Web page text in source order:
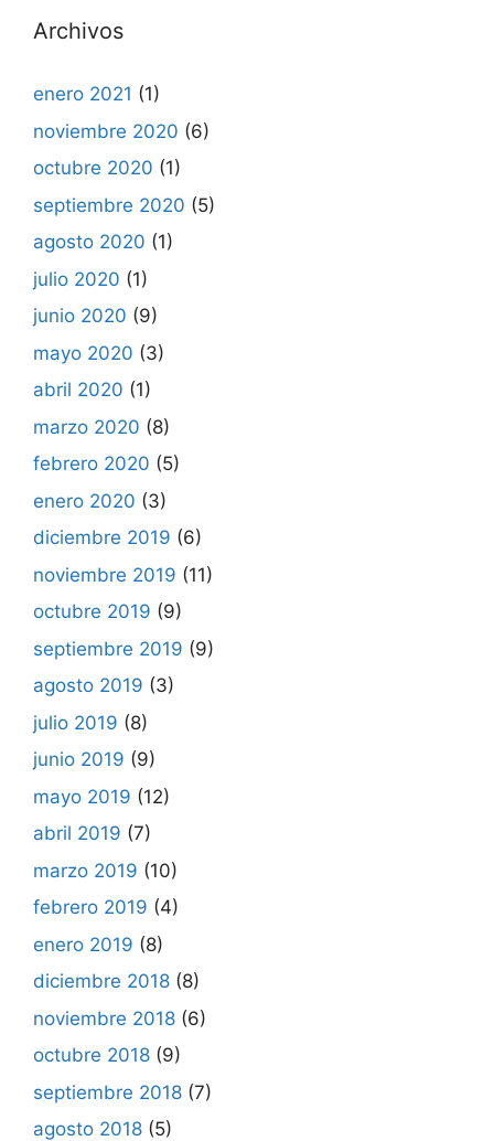
Archivos
enero 2021 (1)
noviembre 2020 (6)
octubre 2020 (1)
septiembre 2020 (5)
agosto 2020 (1)
julio 2020 (1)
junio 2020 (9)
mayo 2020 (3)
abril 2020 (1)
marzo 2020 (8)
febrero 2020 (5)
enero 2020 (3)
diciembre 2019 (6)
noviembre 2019 (11)
octubre 2019 (9)
septiembre 2019 (9)
agosto 2019 (3)
julio 2019 (8)
junio 2019 (9)
mayo 2019 (12)
abril 2019 (7)
marzo 2019 (10)
febrero 2019 (4)
enero 2019 (8)
diciembre 2018 (8)
noviembre 2018 (6)
octubre 2018 (9)
septiembre 2018 (7)
agosto 2018 (5)